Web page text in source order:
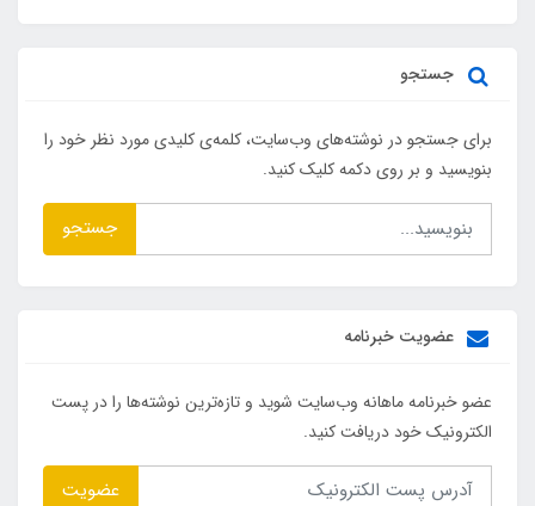
جستجو
برای جستجو در نوشته‌های وب‌سایت، کلمه‌ی کلیدی مورد نظر خود را
بنویسید و بر روی دکمه کلیک کنید.
جستجو
عضویت خبرنامه
عضو خبرنامه ماهانه وب‌سایت شوید و تازه‌ترین نوشته‌ها را در پست
الکترونیک خود دریافت کنید.
عضویت